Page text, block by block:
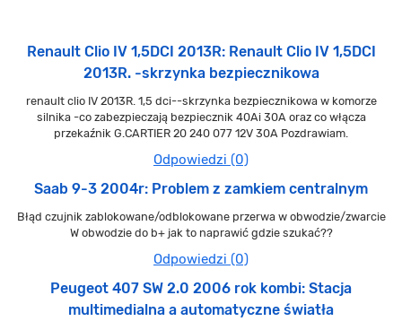
Renault Clio IV 1,5DCI 2013R: Renault Clio IV 1,5DCI
2013R. -skrzynka bezpiecznikowa
renault clio IV 2013R. 1,5 dci--skrzynka bezpiecznikowa w komorze
silnika -co zabezpieczają bezpiecznik 40Ai 30A oraz co włącza
przekaźnik G.CARTIER 20 240 077 12V 30A Pozdrawiam.
Odpowiedzi (0)
Saab 9-3 2004r: Problem z zamkiem centralnym
Błąd czujnik zablokowane/odblokowane przerwa w obwodzie/zwarcie
W obwodzie do b+ jak to naprawić gdzie szukać??
Odpowiedzi (0)
Peugeot 407 SW 2.0 2006 rok kombi: Stacja
multimedialna a automatyczne światła